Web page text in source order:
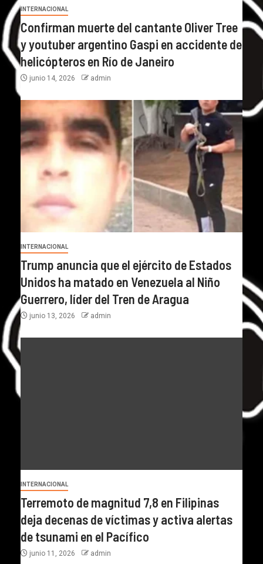
INTERNACIONAL
Confirman muerte del cantante Oliver Tree
y youtuber argentino Gaspi en accidente de
helicópteros en Río de Janeiro
junio 14, 2026 admin
INTERNACIONAL
Trump anuncia que el ejército de Estados
Unidos ha matado en Venezuela al Niño
Guerrero, líder del Tren de Aragua
junio 13, 2026 admin
INTERNACIONAL
Terremoto de magnitud 7,8 en Filipinas
deja decenas de víctimas y activa alertas
de tsunami en el Pacífico
junio 11, 2026 admin